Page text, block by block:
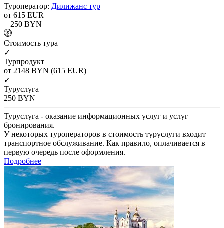
Туроператор: Дилижанс тур
от 615 EUR
+ 250 BYN
Cтоимость тура
✓
Турпродукт
от 2148 BYN (615 EUR)
✓
Туруслуга
250 BYN
Туруслуга - оказание информационных услуг и услуг
бронирования.
У некоторых туроператоров в стоимость туруслуги входит
транспортное обслуживание. Как правило, оплачивается в
первую очередь после оформления.
Подробнее